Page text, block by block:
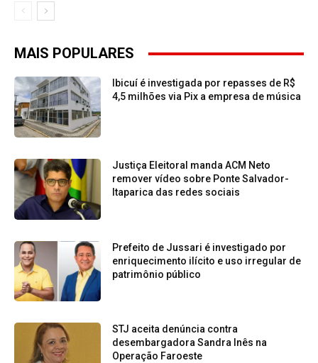
MAIS POPULARES
Ibicuí é investigada por repasses de R$
4,5 milhões via Pix a empresa de música
Justiça Eleitoral manda ACM Neto
remover vídeo sobre Ponte Salvador-
Itaparica das redes sociais
Prefeito de Jussari é investigado por
enriquecimento ilícito e uso irregular de
patrimônio público
STJ aceita denúncia contra
desembargadora Sandra Inês na
Operação Faroeste